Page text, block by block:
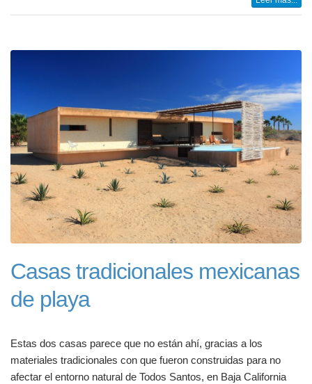
Casas tradicionales mexicanas
de playa
Estas dos casas parece que no están ahí, gracias a los
materiales tradicionales con que fueron construidas para no
afectar el entorno natural de Todos Santos, en Baja California